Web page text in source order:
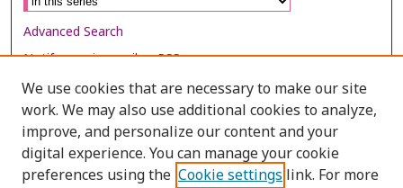
Advanced Search
Notify me via email orRSS
Browse
Collections
Disciplines
Authors
We use cookies that are necessary to make our site
work. We may also use additional cookies to analyze,
improve, and personalize our content and your
digital experience. You can manage your cookie
preferences using the Cookie settings link. For more